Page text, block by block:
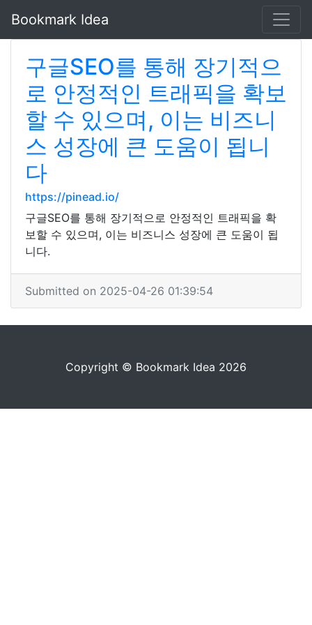
Bookmark Idea
구글SEO를 통해 장기적으
로 안정적인 트래픽을 확보
할 수 있으며, 이는 비즈니
스 성장에 큰 도움이 됩니
다
https://pinead.io/
구글SEO를 통해 장기적으로 안정적인 트래픽을 확
보할 수 있으며, 이는 비즈니스 성장에 큰 도움이 됩
니다.
Submitted on 2025-04-26 01:39:54
Copyright © Bookmark Idea 2026